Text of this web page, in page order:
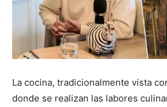
La cocina, tradicionalmente vista
donde se realizan las labores